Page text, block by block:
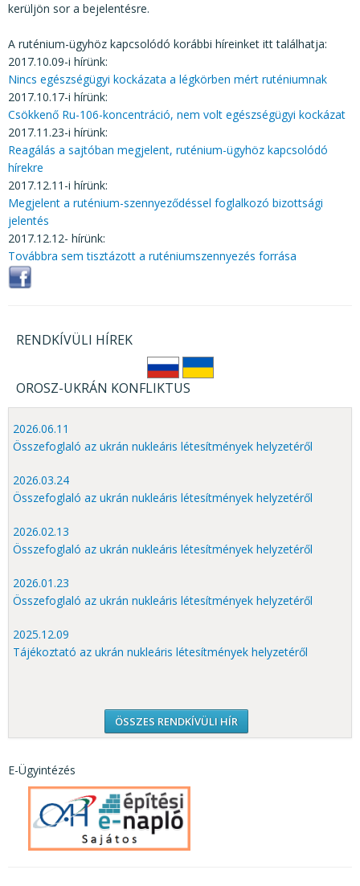
kerüljön sor a bejelentésre.
A ruténium-ügyhöz kapcsolódó korábbi híreinket itt találhatja:
2017.10.09-i hírünk:
Nincs egészségügyi kockázata a légkörben mért ruténiumnak
2017.10.17-i hírünk:
Csökkenő Ru-106-koncentráció, nem volt egészségügyi kockázat
2017.11.23-i hírünk:
Reagálás a sajtóban megjelent, ruténium-ügyhöz kapcsolódó
hírekre
2017.12.11-i hírünk:
Megjelent a ruténium-szennyeződéssel foglalkozó bizottsági
jelentés
2017.12.12- hírünk:
Továbbra sem tisztázott a ruténiumszennyezés forrása
RENDKÍVÜLI HÍREK
OROSZ-UKRÁN KONFLIKTUS
2026.06.11
Összefoglaló az ukrán nukleáris létesítmények helyzetéről
2026.03.24
Összefoglaló az ukrán nukleáris létesítmények helyzetéről
2026.02.13
Összefoglaló az ukrán nukleáris létesítmények helyzetéről
2026.01.23
Összefoglaló az ukrán nukleáris létesítmények helyzetéről
2025.12.09
Tájékoztató az ukrán nukleáris létesítmények helyzetéről
ÖSSZES RENDKÍVÜLI HÍR
E-Ügyintézés